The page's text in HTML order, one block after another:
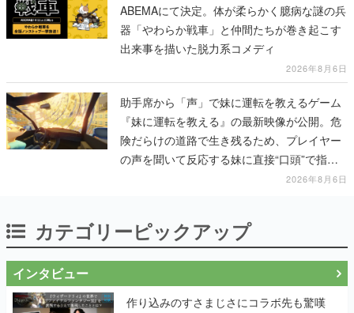
ABEMAにて決定。体が柔らかく臆病な謎の兵
器「やわらか戦車」と仲間たちが巻き起こす
出来事を描いた脱力系コメディ
2026年8月6日
助手席から「声」で妹に運転を教えるゲーム
『妹に運転を教える』の最新映像が公開。危
険だらけの道路で生き残るため、プレイヤー
の声を聞いて反応する妹に直接“口頭”で指示
2026年8月6日
カテゴリーピックアップ
インタビュー
作り込みのすさまじさにコラボ先も驚嘆